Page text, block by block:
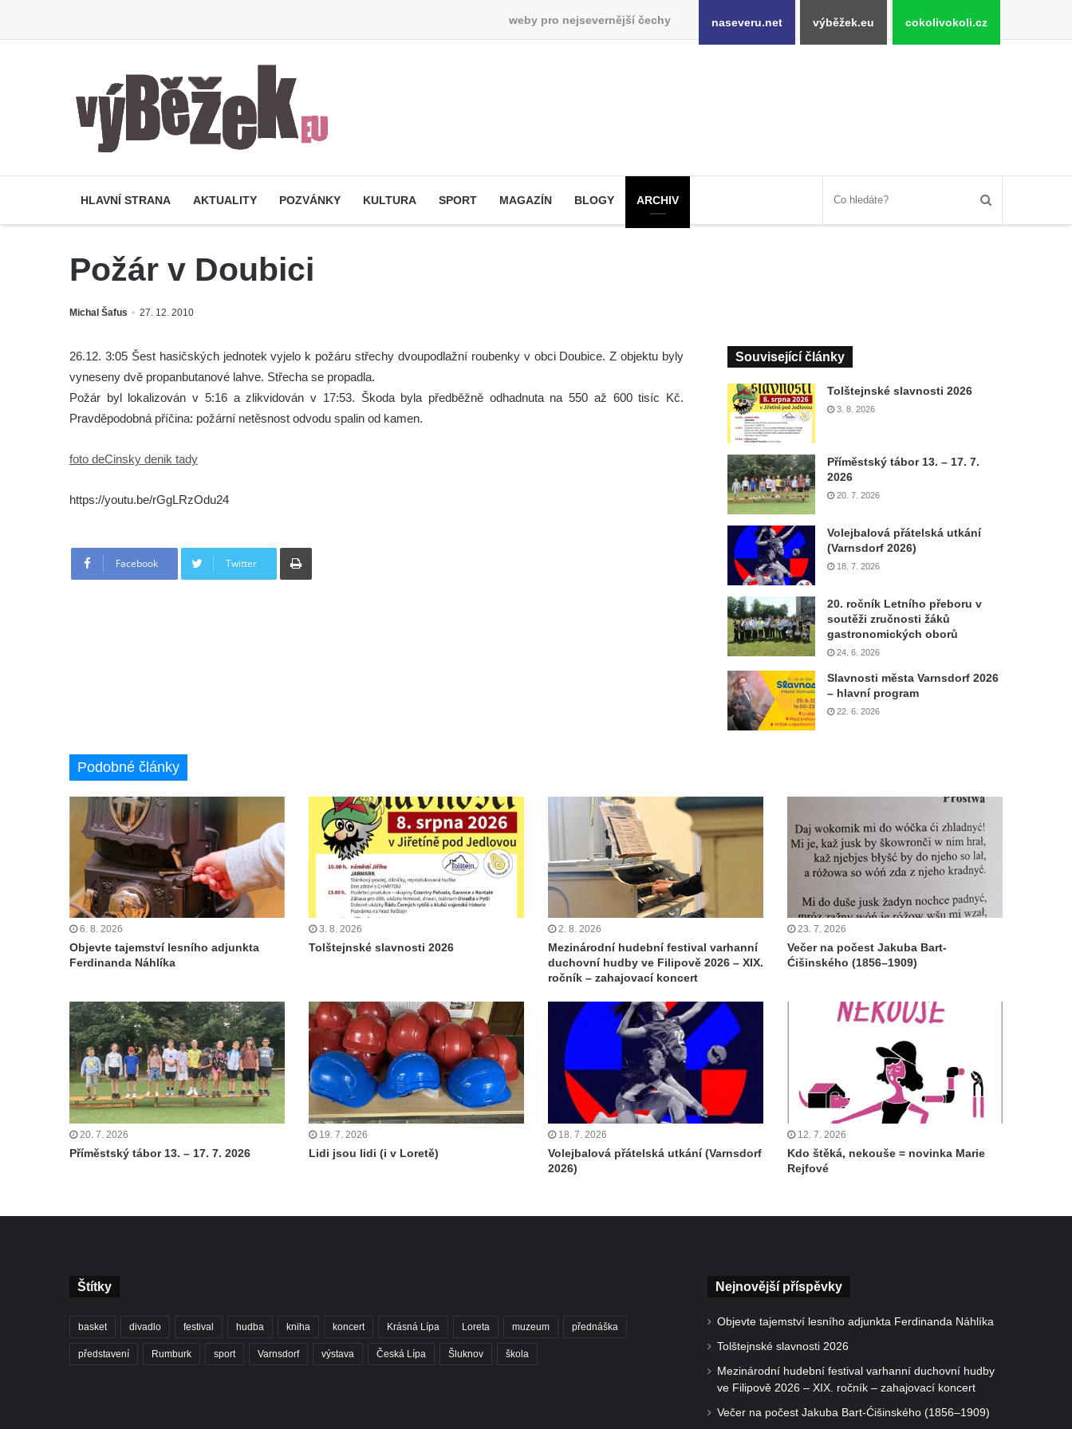
weby pro nejsevernější čechy naseveru.net výběžek.eu cokolivokoli.cz
HLAVNÍ STRANA AKTUALITY POZVÁNKY KULTURA SPORT MAGAZÍN BLOGY ARCHIV
Požár v Doubici
Michal Šafus 27. 12. 2010
26.12. 3:05 Šest hasičských jednotek vyjelo k požáru střechy dvoupodlažní roubenky v obci Doubice. Z objektu byly
vyneseny dvě propanbutanové lahve. Střecha se propadla.
Požár byl lokalizován v 5:16 a zlikvidován v 17:53. Škoda byla předběžně odhadnuta na 550 až 600 tisíc Kč.
Pravděpodobná příčina: požární netěsnost odvodu spalin od kamen.
foto deCinsky denik tady
https://youtu.be/rGgLRzOdu24
Facebook Twitter
Tisknout
Související články
Tolštejnské slavnosti 2026
3. 8. 2026
Příměstský tábor 13. – 17. 7.
2026
20. 7. 2026
Volejbalová přátelská utkání
(Varnsdorf 2026)
18. 7. 2026
20. ročník Letního přeboru v
soutěži zručnosti žáků
gastronomických oborů
24. 6. 2026
Slavnosti města Varnsdorf 2026
– hlavní program
22. 6. 2026
Podobné články
6. 8. 2026
Objevte tajemství lesního adjunkta
Ferdinanda Náhlíka
3. 8. 2026
Tolštejnské slavnosti 2026
2. 8. 2026
Mezinárodní hudební festival varhanní
duchovní hudby ve Filipově 2026 – XIX.
ročník – zahajovací koncert
23. 7. 2026
Večer na počest Jakuba Bart-
Ćišinského (1856–1909)
20. 7. 2026
Příměstský tábor 13. – 17. 7. 2026
19. 7. 2026
Lidi jsou lidi (i v Loretě)
18. 7. 2026
Volejbalová přátelská utkání (Varnsdorf
2026)
12. 7. 2026
Kdo štěká, nekouše = novinka Marie
Rejfové
Štítky
basket divadlo festival hudba kniha koncert Krásná Lípa Loreta muzeum přednáška
představení Rumburk sport Varnsdorf výstava Česká Lípa Šluknov škola
Nejnovější příspěvky
Objevte tajemství lesního adjunkta Ferdinanda Náhlíka
Tolštejnské slavnosti 2026
Mezinárodní hudební festival varhanní duchovní hudby
ve Filipově 2026 – XIX. ročník – zahajovací koncert
Večer na počest Jakuba Bart-Ćišinského (1856–1909)